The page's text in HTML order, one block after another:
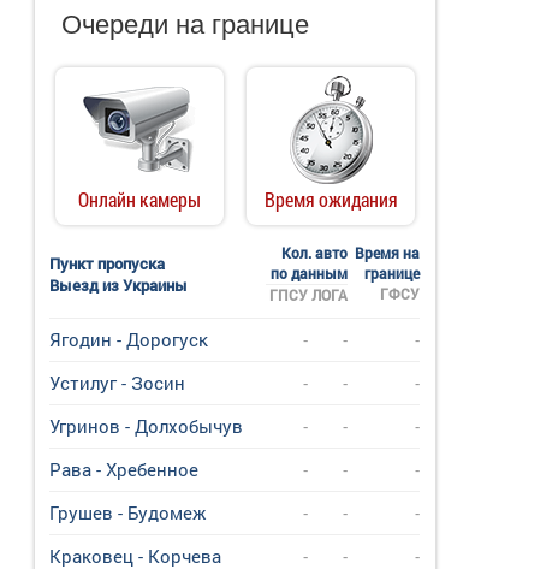
Очереди на границе
Онлайн камеры Время ожидания
Пункт пропуска
Выезд из Украины
Кол. авто
по данным
Время на
границе
ГФСУ
ГПСУ ЛОГА
Ягодин - Дорогуск - -
-
Устилуг - Зосин
- -
-
Угринов - Долхобычув
- -
-
Рава - Хребенное
- -
-
Грушев - Будомеж
- -
-
Краковец - Корчева
- -
-